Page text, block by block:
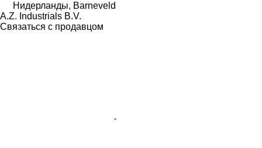
Нидерланды, Barneveld
A.Z. Industrials B.V.
Связаться с продавцом